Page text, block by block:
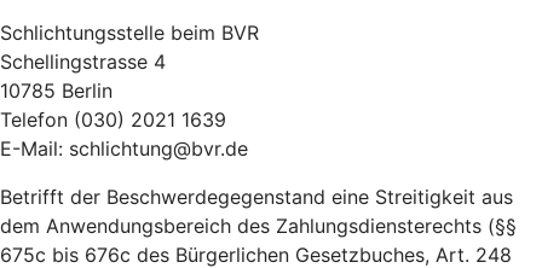
Schlichtungsstelle beim BVR
Schellingstrasse 4
10785 Berlin
Telefon (030) 2021 1639
E-Mail: schlichtung@bvr.de
Betrifft der Beschwerdegegenstand eine Streitigkeit aus
dem Anwendungsbereich des Zahlungsdiensterechts (§§
675c bis 676c des Bürgerlichen Gesetzbuches, Art. 248